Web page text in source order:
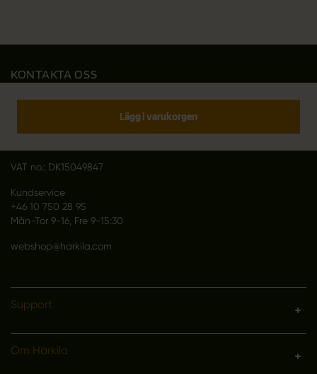
Lägg i varukorgen
KONTAKTA OSS
Outfit International A/S
VAT no.: DK15049847
Kundservice
+46 10 750 28 95
Mån-Tor 9-16, Fre 9-15:30
webshop@harkila.com
Support
Om Härkila